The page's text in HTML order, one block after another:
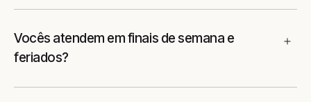
Vocês atendem em finais de semana e
feriados?